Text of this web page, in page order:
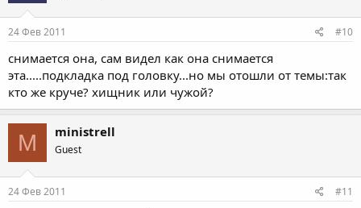
24 Фев 2011 #10
снимается она, сам видел как она снимается
эта.....подкладка под головку...но мы отошли от темы:так
кто же круче? хищник или чужой?
M ministrell
Guest
24 Фев 2011 #11